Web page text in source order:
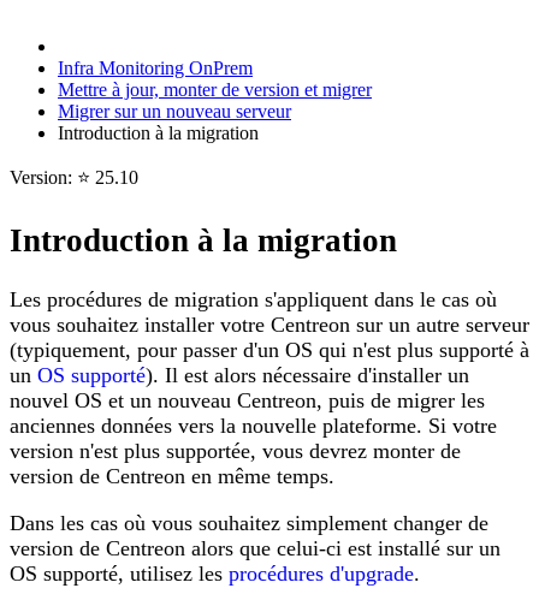
Infra Monitoring OnPrem
Mettre à jour, monter de version et migrer
Migrer sur un nouveau serveur
Introduction à la migration
Version: ⭐ 25.10
Introduction à la migration
Les procédures de migration s'appliquent dans le cas où
vous souhaitez installer votre Centreon sur un autre serveur
(typiquement, pour passer d'un OS qui n'est plus supporté à
un OS supporté). Il est alors nécessaire d'installer un
nouvel OS et un nouveau Centreon, puis de migrer les
anciennes données vers la nouvelle plateforme. Si votre
version n'est plus supportée, vous devrez monter de
version de Centreon en même temps.
Dans les cas où vous souhaitez simplement changer de
version de Centreon alors que celui-ci est installé sur un
OS supporté, utilisez les procédures d'upgrade.